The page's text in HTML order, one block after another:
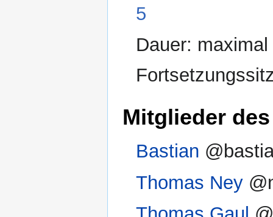
5
Dauer:
Mitglieder
Bastian
Thomas Ney